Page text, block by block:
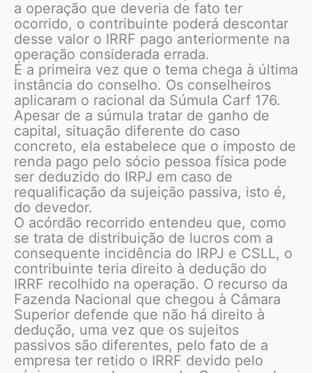
a operação que deveria de fato ter
ocorrido, o contribuinte poderá descontar
desse valor o IRRF pago anteriormente na
operação considerada errada.
É a primeira vez que o tema chega à última
instância do conselho. Os conselheiros
aplicaram o racional da Súmula Carf 176.
Apesar de a súmula tratar de ganho de
capital, situação diferente do caso
concreto, ela estabelece que o imposto de
renda pago pelo sócio pessoa física pode
ser deduzido do IRPJ em caso de
requalificação da sujeição passiva, isto é,
do devedor.
O acórdão recorrido entendeu que, como
se trata de distribuição de lucros com a
consequente incidência do IRPJ e CSLL, o
contribuinte teria direito à dedução do
IRRF recolhido na operação. O recurso da
Fazenda Nacional que chegou à Câmara
Superior defende que não há direito à
dedução, uma vez que os sujeitos
passivos são diferentes, pelo fato de a
empresa ter retido o IRRF devido pelo